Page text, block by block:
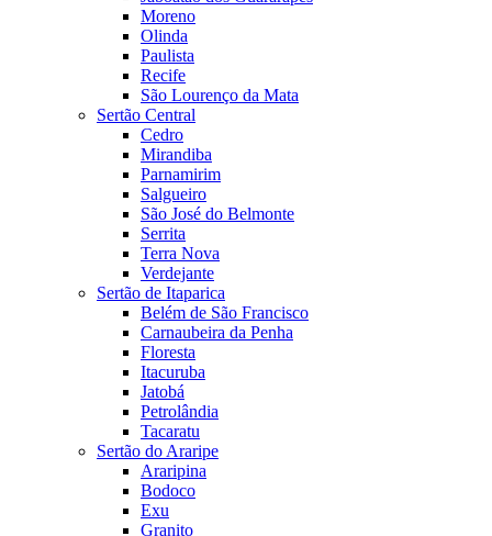
Moreno
Olinda
Paulista
Recife
São Lourenço da Mata
Sertão Central
Cedro
Mirandiba
Parnamirim
Salgueiro
São José do Belmonte
Serrita
Terra Nova
Verdejante
Sertão de Itaparica
Belém de São Francisco
Carnaubeira da Penha
Floresta
Itacuruba
Jatobá
Petrolândia
Tacaratu
Sertão do Araripe
Araripina
Bodoco
Exu
Granito